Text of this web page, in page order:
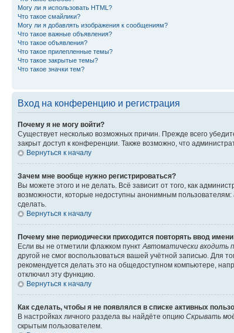
Могу ли я использовать HTML?
Что такое смайлики?
Могу ли я добавлять изображения к сообщениям?
Что такое важные объявления?
Что такое объявления?
Что такое прилепленные темы?
Что такое закрытые темы?
Что такое значки тем?
Вход на конференцию и регистрация
Почему я не могу войти?
Существует несколько возможных причин. Прежде всего
закрыт доступ к конференции. Также возможно, что
Вернуться к началу
Зачем мне вообще нужно регистрироваться?
Вы можете этого и не делать. Всё зависит от того, как
возможности, которые недоступны анонимным пользователям:
сделать.
Вернуться к началу
Почему мне периодически приходится повторять ввод
Если вы не отметили флажком пунктАвтоматически входить
другой не смог воспользоваться вашей учётной записью. Для
рекомендуется делать это на общедоступном компьютере,
отключил эту функцию.
Вернуться к началу
Как сделать, чтобы я не появлялся в списке активных
В настройках личного раздела вы найдёте опцию Скрывать
скрытым пользователем.